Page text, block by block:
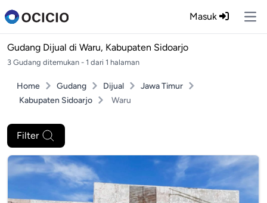
Masuk
Gudang Dijual di Waru, Kabupaten Sidoarjo
3 Gudang ditemukan - 1 dari 1 halaman
Home Gudang Dijual
Jawa Timur
Kabupaten Sidoarjo
Waru
Filter